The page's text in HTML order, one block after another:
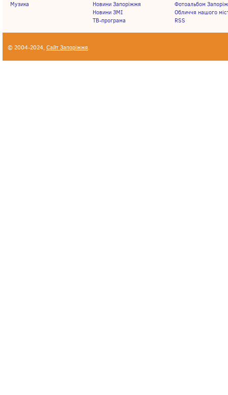
Музика
Новини Запоріжжя
Новини ЗМІ
ТВ-програма
Фотоальбом
Обличчя нашого
RSS
© 2004-2024, Сайт Запоріжжя.